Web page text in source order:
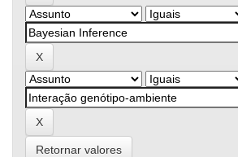
Retornar valores